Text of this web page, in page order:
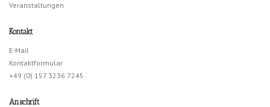
Veranstaltungen
Kontakt
E-Mail
Kontaktformular
+49 (0) 157 3236 7245
Anschrift